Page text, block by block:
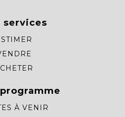
services
À VENIR